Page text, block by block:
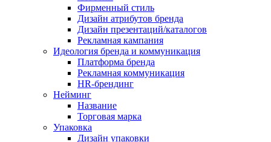
Фирменный стиль
Дизайн атрибутов бренда
Дизайн презентаций/каталогов
Рекламная кампания
Идеология бренда и коммуникация
Платформа бренда
Рекламная коммуникация
HR-брендинг
Нейминг
Название
Торговая марка
Упаковка
Дизайн упаковки